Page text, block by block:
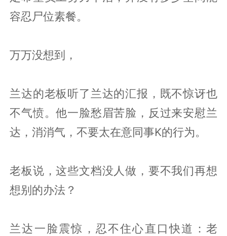
容忍尸位素餐。
万万没想到，
兰达的老板听了兰达的汇报，既不惊讶也
不气愤。他一脸愁眉苦脸，反过来安慰兰
达，消消气，不要太在意同事K的行为。
老板说，这些文档没人做，要不我们再想
想别的办法？
兰达一脸震惊，忍不住心直口快道：老